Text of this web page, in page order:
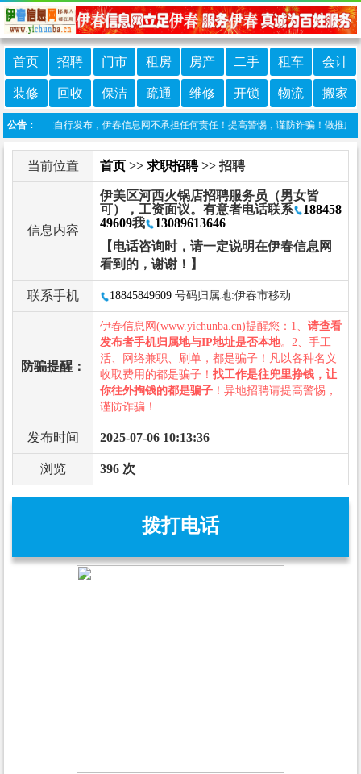
首页 招聘 门市 租房 房产 二手 租车 会计
装修 回收 保洁 疏通 维修 开锁 物流 搬家
公告：
息由网友自行发布，伊春信息网不承担任何责任！提高警惕，谨防诈骗！做推广、
当前位置 首页 >> 求职招聘>> 招聘
信息内容
伊美区河西火锅店招聘服务员（男女皆
可），工资面议。有意者电话联系
188458
49609我
13089613646
【电话咨询时，请一定说明在伊春信息网
看到的，谢谢！】
联系手机 18845849609 号码归属地:伊春市移动
防骗提醒：
伊春信息网(www.yichunba.cn)提醒您：1、 请查看
发布者手机归属地与IP地址是否本地。2、手工
活、网络兼职、刷单，都是骗子！凡以各种名义
收取费用的都是骗子！ 找工作是往兜里挣钱，让
你往外掏钱的都是骗子 ！异地招聘请提高警惕，
谨防诈骗！
发布时间 2025-07-06 10:13:36
浏览 396 次
拨打电话